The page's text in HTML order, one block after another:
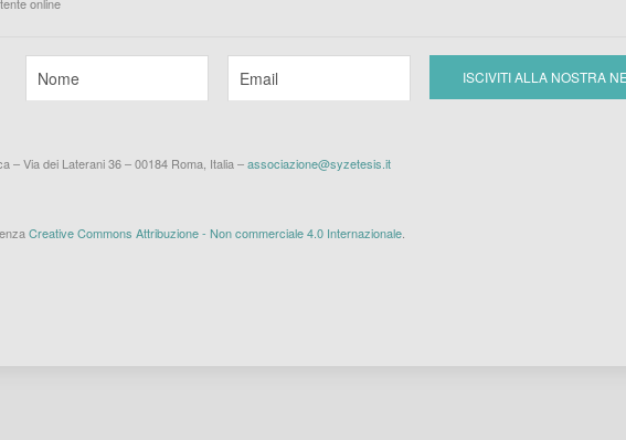
– Via dei Laterani 36 – 00184 Roma, Italia –associazione@syzetesis.it
Creative Commons Attribuzione - Non commerciale 4.0 Internazionale